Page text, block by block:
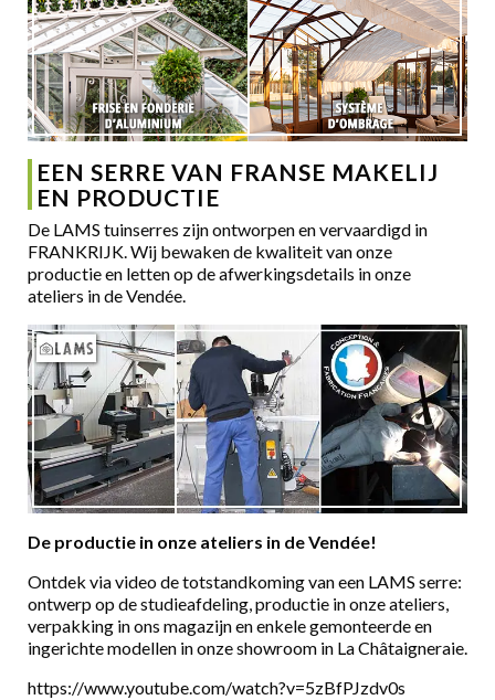
EEN SERRE VAN FRANSE MAKELIJ
EN PRODUCTIE
De LAMS tuinserres zijn ontworpen en vervaardigd in
FRANKRIJK. Wij bewaken de kwaliteit van onze
productie en letten op de afwerkingsdetails in onze
ateliers in de Vendée.
De productie in onze ateliers in de Vendée!
Ontdek via video de totstandkoming van een LAMS serre:
ontwerp op de studieafdeling, productie in onze ateliers,
verpakking in ons magazijn en enkele gemonteerde en
ingerichte modellen in onze showroom in La Châtaigneraie.
https://www.youtube.com/watch?v=5zBfPJzdv0s